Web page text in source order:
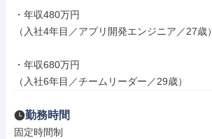
・年収480万円
（入社4年目／アプリ開発エンジニア／27歳）
・年収680万円
（入社6年目／チームリーダー／29歳）
勤務時間
固定時間制